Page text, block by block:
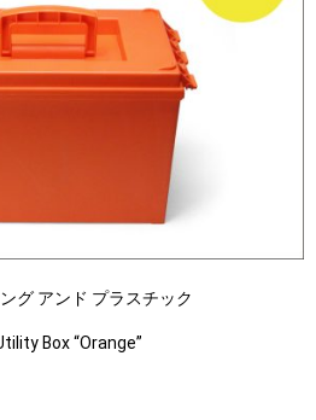
グ アンド プラスチック
Box “Orange”